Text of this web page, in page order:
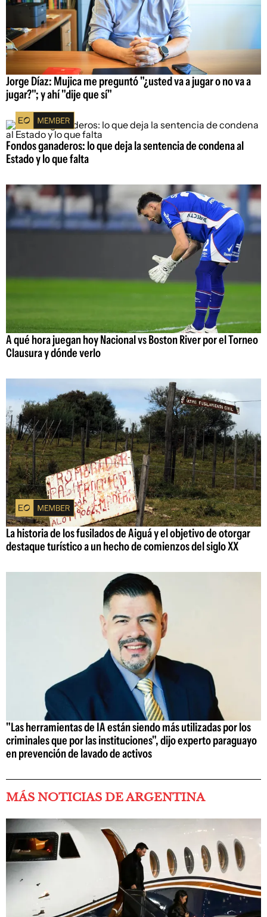
Jorge Díaz: Mujica me preguntó "¿usted va a jugar o no va a
jugar?"; y ahí "dije que sí"
Fondos ganaderos: lo que deja la sentencia de condena al
Estado y lo que falta
A qué hora juegan hoy Nacional vs Boston River por el Torneo
Clausura y dónde verlo
La historia de los fusilados de Aiguá y el objetivo de otorgar
destaque turístico a un hecho de comienzos del siglo XX
"Las herramientas de IA están siendo más utilizadas por los
criminales que por las instituciones", dijo experto paraguayo
en prevención de lavado de activos
MÁS NOTICIAS DE ARGENTINA